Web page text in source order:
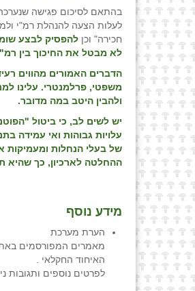
בהתאם לסיכום פגישה שנערכה
לעלות הצעה להנהלת רמ"י
חכירה" וכן להפסיק לבצע
לא מבטל את החיכוך בין
הדברים האמורים מהווים
משפטי, פרלמנטרי. עלינו
ולהבין היטב במה מדובר.
יש לשים לב, כי ביטול
עלויות גבוהות ואי עמידה
של בעלי הנחלות ומעמיקות
ההחלטה לארכיון, כך שהיא
מידע נוסף
הערת מערכת
מאמרים המפורסמים
האיחוד החקלאי .
לפרטים נוספים ותגובות